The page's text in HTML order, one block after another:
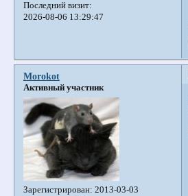
Последний визит:
2026-08-06 13:29:47
Morokot
Активный участник
Зарегистрирован: 2013-03-03